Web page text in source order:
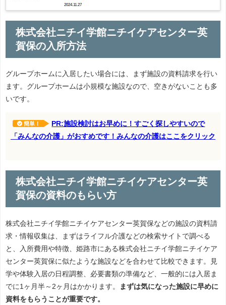
2024.11.27
株式会社ニチイ学館ニチイケアセンター英
賀保の入所方法
グループホームに入居したい場合には、まず施設の資料請求を行い
ます。グループホームは小規模な施設なので、空きがないことも多
いです。
簡単！
PR:施設検討はお早めに！すごく探しやすいので
「みんなの介護」がおすめです！みんなの介護はここをクリック
株式会社ニチイ学館ニチイケアセンター英
賀保の資料のもらい方
株式会社ニチイ学館ニチイケアセンター英賀保などの施設の資料請
求・情報収集は、まずはライフル介護などの検索サイトで調べる
と、入所費用や特徴、姫路市にある株式会社ニチイ学館ニチイケア
センター英賀保に似たような施設などを合わせて比較できます。見
学や体験入居の日程調整、必要書類の準備など、一般的には入居ま
でに1ヶ月半～2ヶ月はかかります。
まずは気になった施設に早めに
資料をもらうことが重要です。